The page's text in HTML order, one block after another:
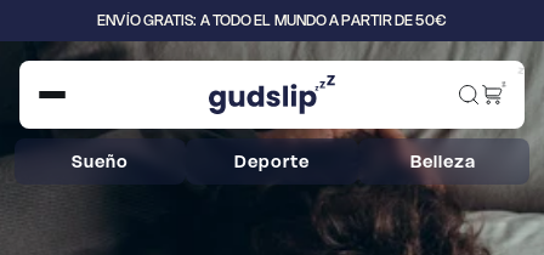
ENVÍO GRATIS: A TODO EL MUNDO A PARTIR DE 50€
Sueño Deporte Belleza